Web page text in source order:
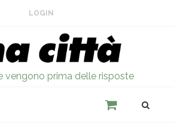
LOGIN
vengono prima delle risposte